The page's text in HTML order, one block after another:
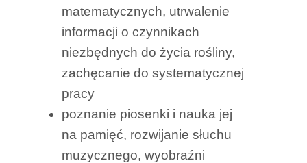
matematycznych, utrwalenie
informacji o czynnikach
niezbędnych do życia rośliny,
zachęcanie do systematycznej
pracy
poznanie piosenki i nauka jej
na pamięć, rozwijanie słuchu
muzycznego, wyobraźni